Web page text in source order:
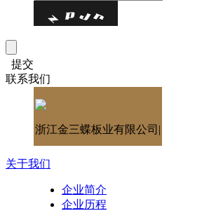
提交
联系我们
浙江金三蝶板业有限公司|
关于我们
企业简介
企业历程